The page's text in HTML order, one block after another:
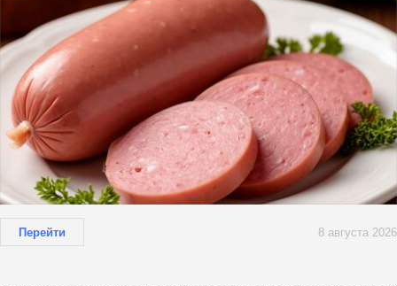
Перейти 8 августа 2026